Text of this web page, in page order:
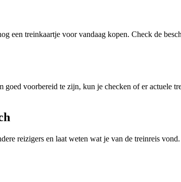
een treinkaartje voor vandaag kopen. Check de
voorbereid te zijn, kun je checken of er actuele
reizigers en laat weten wat je van de treinreis